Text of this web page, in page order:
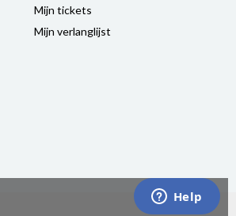
Mijn tickets
Mijn verlanglijst